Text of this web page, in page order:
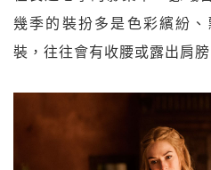
幾季的裝扮多是色彩繽紛
裝，往往會有收腰或露出肩膀